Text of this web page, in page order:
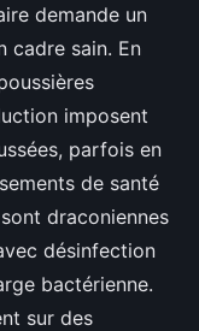
demande un
cadre sain. En
imposent
parfois en
de santé
draconiennes
désinfection
bactérienne.
sur des